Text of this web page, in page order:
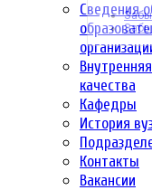
Сведения
качества
Кафедры
История
Контакты
Вакансии